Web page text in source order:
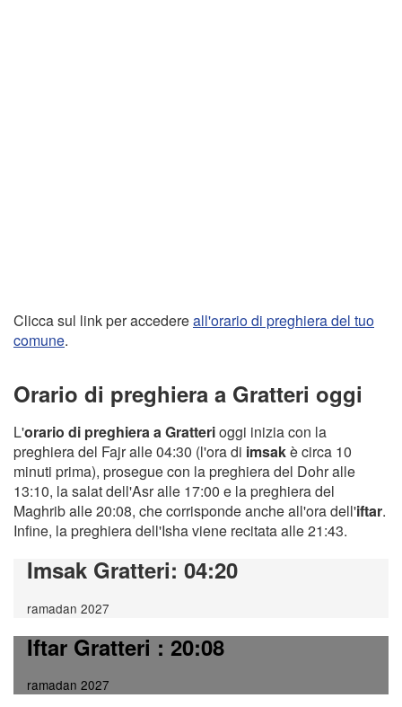
Clicca sul link per accedereall'orario di preghiera del tuo
comune.
Orario di preghiera a Gratteri oggi
L'orario di preghiera a Gratterioggi inizia con la
preghiera del Fajr alle 04:30 (l'ora di imsakè circa 10
minuti prima), prosegue con la preghiera del Dohr alle
13:10, la salat dell'Asr alle 17:00 e la preghiera del
Maghrib alle 20:08, che corrisponde anche all'ora dell'iftar.
Infine, la preghiera dell'Isha viene recitata alle 21:43.
Imsak Gratteri: 04:20
ramadan 2027
Iftar Gratteri: 20:08
ramadan 2027